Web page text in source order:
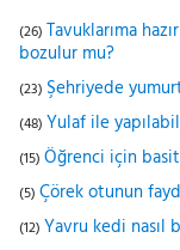
(26) Tavuklarıma
bozulur mu?
(23) Şehriyede
(48) Yulaf ile
(15) Öğrenci için
(5) Çörek otunun
(12) Yavru kedi nasıl